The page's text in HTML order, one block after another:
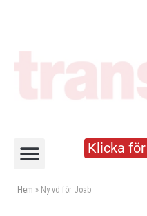
Klicka
Hem » Ny vd för Joab